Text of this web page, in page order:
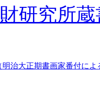
研究所
治大正期書画家番付によ